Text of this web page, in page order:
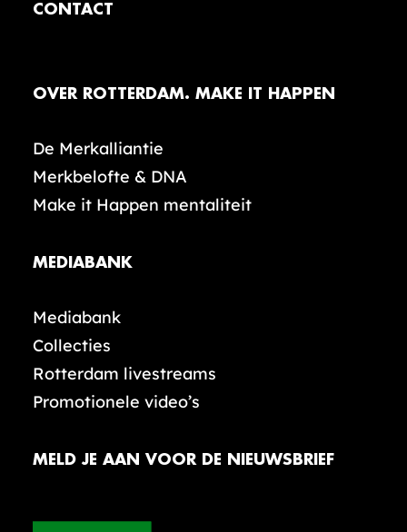
CONTACT
OVER ROTTERDAM. MAKE IT HAPPEN
De Merkalliantie
Merkbelofte & DNA
Make it Happen mentaliteit
MEDIABANK
Mediabank
Collecties
Rotterdam livestreams
Promotionele video’s
MELD JE AAN VOOR DE NIEUWSBRIEF